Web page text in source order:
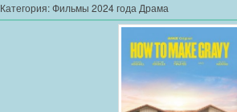
Категория:Фильмы 2024 года Драма